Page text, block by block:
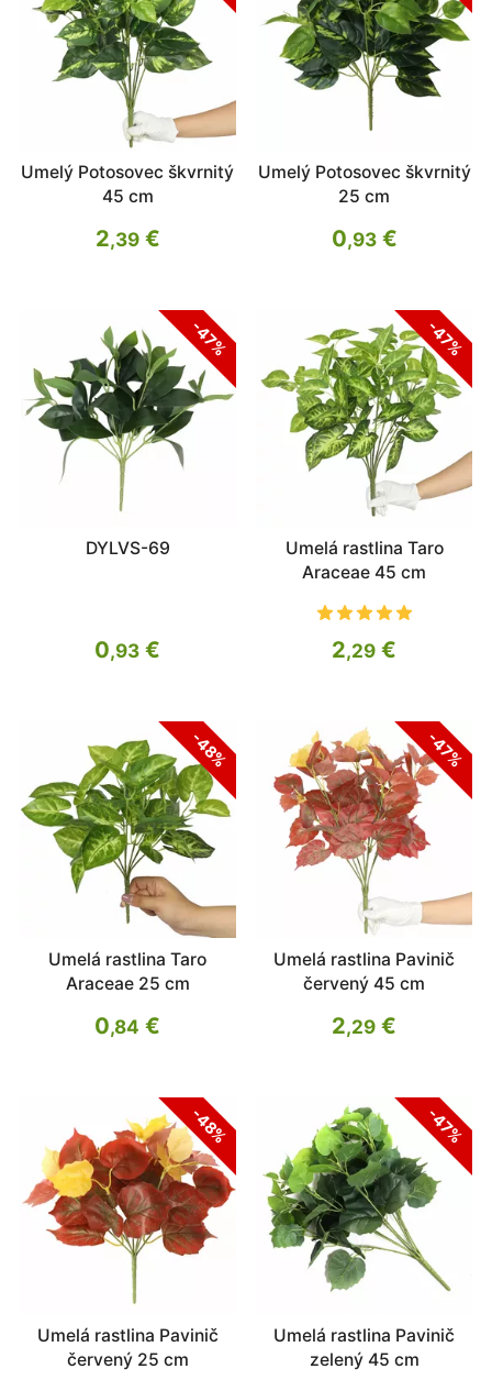
Umelý Potosovec škvrnitý
45 cm
2,39€
Umelý Potosovec škvrnitý
25 cm
0,93€
-47%
DYLVS-69
0,93 €
-47%
Umelá rastlina Taro
Araceae 45 cm
2,29 €
-48%
Umelá rastlina Taro
Araceae 25 cm
0,84 €
-47%
Umelá rastlina Pavinič
červený 45 cm
2,29 €
-48%
Umelá rastlina Pavinič
červený 25 cm
-47%
Umelá rastlina Pavinič
zelený 45 cm